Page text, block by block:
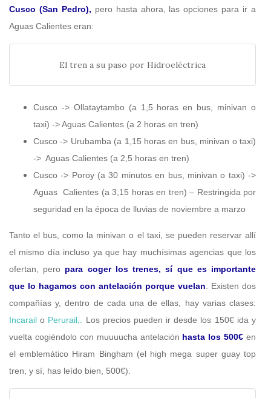
Cusco (San Pedro), pero hasta ahora, las opciones para ir a
Aguas Calientes eran:
El tren a su paso por Hidroeléctrica
Cusco -> Ollataytambo (a 1,5 horas en bus, minivan o
taxi) -> Aguas Calientes (a 2 horas en tren)
Cusco -> Urubamba (a 1,15 horas en bus, minivan o taxi)
-> Aguas Calientes (a 2,5 horas en tren)
Cusco -> Poroy (a 30 minutos en bus, minivan o taxi) ->
Aguas Calientes (a 3,15 horas en tren) – Restringida por
seguridad en la época de lluvias de noviembre a marzo
Tanto el bus, como la minivan o el taxi, se pueden reservar allí
el mismo día incluso ya que hay muchísimas agencias que los
ofertan, pero para coger los trenes, sí que es importante
que lo hagamos con antelación porque vuelan . Existen dos
compañías y, dentro de cada una de ellas, hay varias clases:
Incarail o Perurail,.
Los precios pueden ir desde los 150€ ida y
vuelta cogiéndolo con muuuucha antelación hasta los 500€ en
el emblemático Hiram Bingham (el high mega super guay top
tren, y sí, has leído bien, 500€).